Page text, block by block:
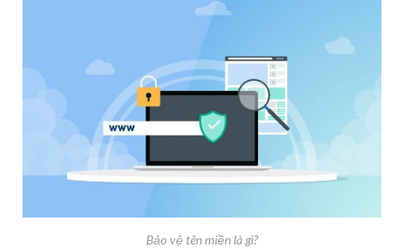
Bảo vệ tên miền là gì?